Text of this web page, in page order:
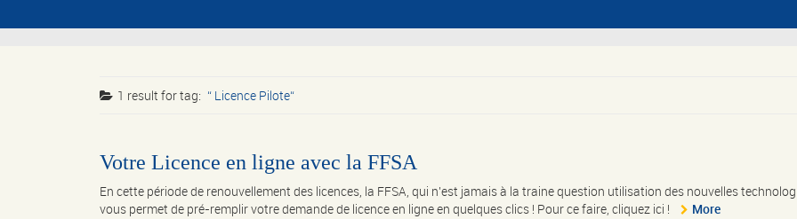
1 result fortag: Licence Pilote
Votre Licence en ligne avec la FFSA
En cette période de renouvellement des licences, la FFSA, qui n'est jamais à la traine question utilisation des nouvelles
vous permet de pré-remplir votre demande de licence en ligne en quelques clics ! Pour ce faire, cliquez ici !
More